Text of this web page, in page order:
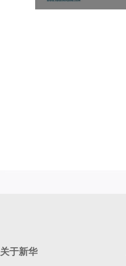
关于新华